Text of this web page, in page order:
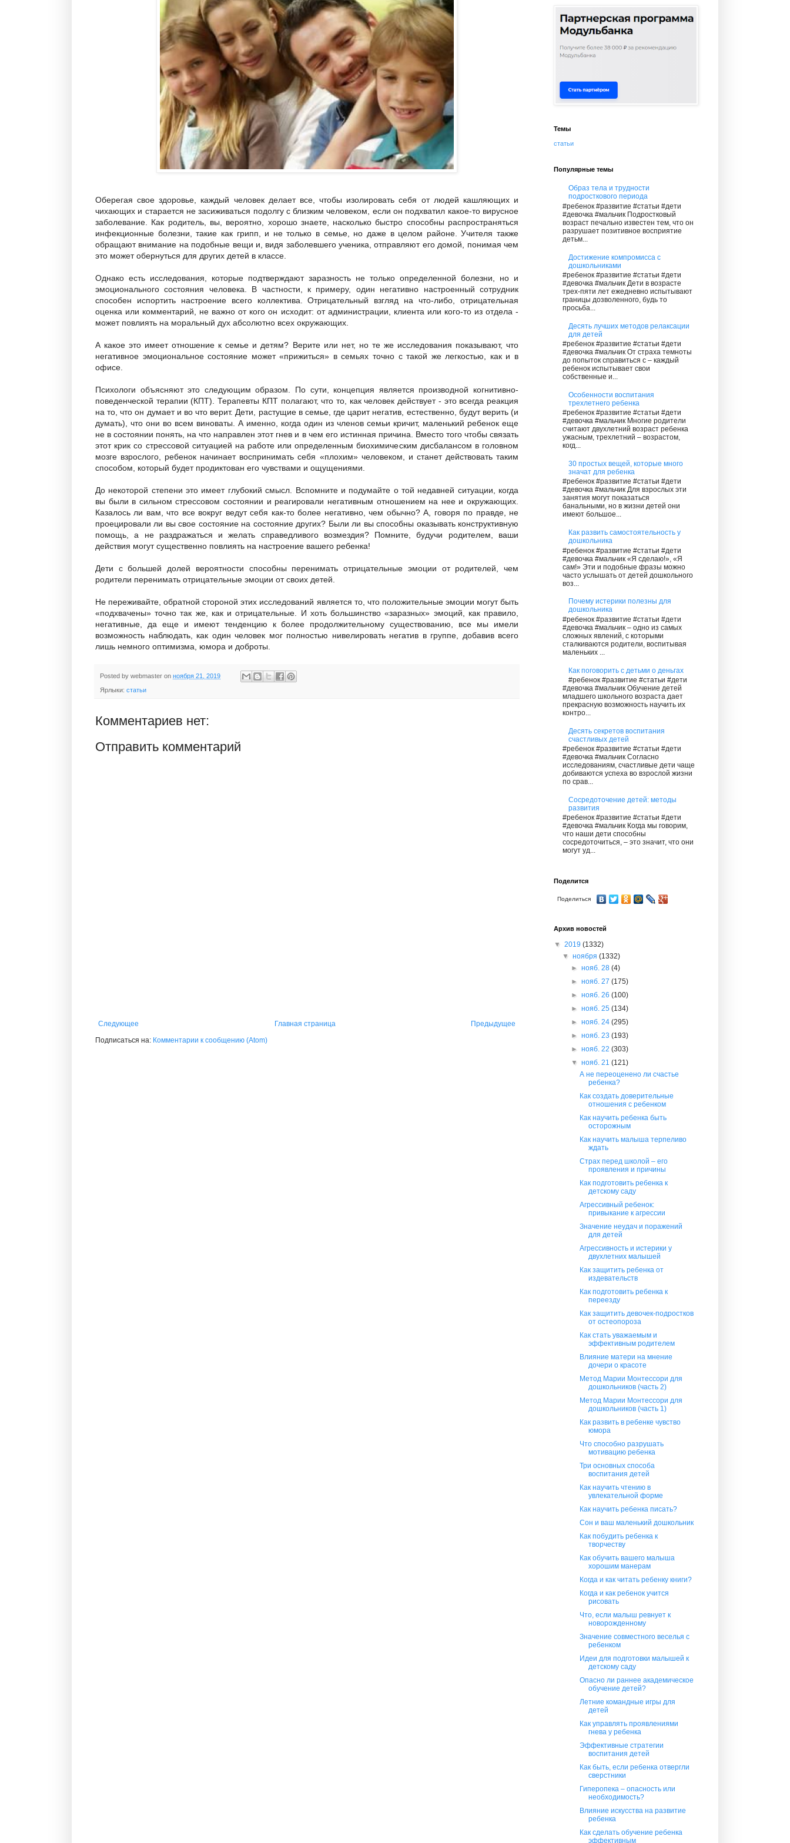
Оберегая свое здоровье, каждый человек делает все, чтобы изолировать себя от людей кашляющих и
чихающих и старается не засиживаться подолгу с близким человеком, если он подхватил какое-то вирусное
заболевание. Как родитель, вы, вероятно, хорошо знаете, насколько быстро способны распространяться
инфекционные болезни, такие как грипп, и не только в семье, но даже в целом районе. Учителя также
обращают внимание на подобные вещи и, видя заболевшего ученика, отправляют его домой, понимая чем
это может обернуться для других детей в классе.
Однако есть исследования, которые подтверждают заразность не только определенной болезни, но и
эмоционального состояния человека. В частности, к примеру, один негативно настроенный сотрудник
способен испортить настроение всего коллектива. Отрицательный взгляд на что-либо, отрицательная
оценка или комментарий, не важно от кого он исходит: от администрации, клиента или кого-то из отдела -
может повлиять на моральный дух абсолютно всех окружающих.
А какое это имеет отношение к семье и детям? Верите или нет, но те же исследования показывают, что
негативное эмоциональное состояние может «прижиться» в семьях точно с такой же легкостью, как и в
офисе.
Психологи объясняют это следующим образом. По сути, концепция является производной когнитивно-
поведенческой терапии (КПТ). Терапевты КПТ полагают, что то, как человек действует - это всегда реакция
на то, что он думает и во что верит. Дети, растущие в семье, где царит негатив, естественно, будут верить (и
думать), что они во всем виноваты. А именно, когда один из членов семьи кричит, маленький ребенок еще
не в состоянии понять, на что направлен этот гнев и в чем его истинная причина. Вместо того чтобы связать
этот крик со стрессовой ситуацией на работе или определенным биохимическим дисбалансом в головном
мозге взрослого, ребенок начинает воспринимать себя «плохим» человеком, и станет действовать таким
способом, который будет продиктован его чувствами и ощущениями.
До некоторой степени это имеет глубокий смысл. Вспомните и подумайте о той недавней ситуации, когда
вы были в сильном стрессовом состоянии и реагировали негативным отношением на нее и окружающих.
Казалось ли вам, что все вокруг ведут себя как-то более негативно, чем обычно? А, говоря по правде, не
проецировали ли вы свое состояние на состояние других? Были ли вы способны оказывать конструктивную
помощь, а не раздражаться и желать справедливого возмездия? Помните, будучи родителем, ваши
действия могут существенно повлиять на настроение вашего ребенка!
Дети с большей долей вероятности способны перенимать отрицательные эмоции от родителей, чем
родители перенимать отрицательные эмоции от своих детей.
Не переживайте, обратной стороной этих исследований является то, что положительные эмоции могут быть
«подхвачены» точно так же, как и отрицательные. И хоть большинство «заразных» эмоций, как правило,
негативные, да еще и имеют тенденцию к более продолжительному существованию, все мы имели
возможность наблюдать, как один человек мог полностью нивелировать негатив в группе, добавив всего
лишь немного оптимизма, юмора и доброты.
Posted by webmaster on ноября 21, 2019
Ярлыки: статьи
Комментариев нет:
Отправить комментарий
Следующее Предыдущее
Главная страница
Подписаться на: Комментарии к сообщению (Atom)
Темы
статьи
Популярные темы
Образ тела и трудности
подросткового периода
#ребенок #развитие #статьи #дети
#девочка #мальчик Подростковый
возраст печально известен тем, что он
разрушает позитивное восприятие
детьм...
Достижение компромисса с
дошкольниками
#ребенок #развитие #статьи #дети
#девочка #мальчик Дети в возрасте
трех-пяти лет ежедневно испытывают
границы дозволенного, будь то
просьба...
Десять лучших методов релаксации
для детей
#ребенок #развитие #статьи #дети
#девочка #мальчик От страха темноты
до попыток справиться с – каждый
ребенок испытывает свои
собственные и...
Особенности воспитания
трехлетнего ребенка
#ребенок #развитие #статьи #дети
#девочка #мальчик Многие родители
считают двухлетний возраст ребенка
ужасным, трехлетний – возрастом,
когд...
30 простых вещей, которые много
значат для ребенка
#ребенок #развитие #статьи #дети
#девочка #мальчик Для взрослых эти
занятия могут показаться
банальными, но в жизни детей они
имеют большое...
Как развить самостоятельность у
дошкольника
#ребенок #развитие #статьи #дети
#девочка #мальчик «Я сделаю!», «Я
сам!» Эти и подобные фразы можно
часто услышать от детей дошкольного
воз...
Почему истерики полезны для
дошкольника
#ребенок #развитие #статьи #дети
#девочка #мальчик – одно из самых
сложных явлений, с которыми
сталкиваются родители, воспитывая
маленьких ...
Как поговорить с детьми о деньгах
#ребенок #развитие #статьи #дети
#девочка #мальчик Обучение детей
младшего школьного возраста дает
прекрасную возможность научить их
контро...
Десять секретов воспитания
счастливых детей
#ребенок #развитие #статьи #дети
#девочка #мальчик Согласно
исследованиям, счастливые дети чаще
добиваются успеха во взрослой жизни
по срав...
Сосредоточение детей: методы
развития
#ребенок #развитие #статьи #дети
#девочка #мальчик Когда мы говорим,
что наши дети способны
сосредоточиться, – это значит, что они
могут уд...
Поделится
Поделиться
Архив новостей
▼ 2019 (1332)
▼ноября(1332)
► нояб. 28 (4)
► нояб. 27 (175)
► нояб. 26 (100)
► нояб. 25 (134)
► нояб. 24 (295)
► нояб. 23 (193)
► нояб. 22 (303)
▼ нояб. 21 (121)
А не переоценено ли счастье
ребенка?
Как создать доверительные
отношения с ребенком
Как научить ребенка быть
осторожным
Как научить малыша терпеливо
ждать
Страх перед школой – его
проявления и причины
Как подготовить ребенка к
детскому саду
Агрессивный ребенок:
привыкание к агрессии
Значение неудач и поражений
для детей
Агрессивность и истерики у
двухлетних малышей
Как защитить ребенка от
издевательств
Как подготовить ребенка к
переезду
Как защитить девочек-подростков
от остеопороза
Как стать уважаемым и
эффективным родителем
Влияние матери на мнение
дочери о красоте
Метод Марии Монтессори для
дошкольников (часть 2)
Метод Марии Монтессори для
дошкольников (часть 1)
Как развить в ребенке чувство
юмора
Что способно разрушать
мотивацию ребенка
Три основных способа
воспитания детей
Как научить чтению в
увлекательной форме
Как научить ребенка писать?
Сон и ваш маленький дошкольник
Как побудить ребенка к
творчеству
Как обучить вашего малыша
хорошим манерам
Когда и как читать ребенку книги?
Когда и как ребенок учится
рисовать
Что, если малыш ревнует к
новорожденному
Значение совместного веселья с
ребенком
Идеи для подготовки малышей к
детскому саду
Опасно ли раннее академическое
обучение детей?
Летние командные игры для
детей
Как управлять проявлениями
гнева у ребенка
Эффективные стратегии
воспитания детей
Как быть, если ребенка отвергли
сверстники
Гиперопека – опасность или
необходимость?
Влияние искусства на развитие
ребенка
Как сделать обучение ребенка
эффективным